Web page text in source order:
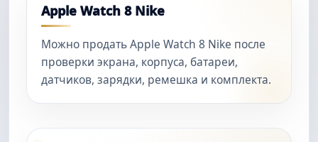
Apple Watch 8 Nike
Можно продать Apple Watch 8 Nike после
проверки экрана, корпуса, батареи,
датчиков, зарядки, ремешка и комплекта.